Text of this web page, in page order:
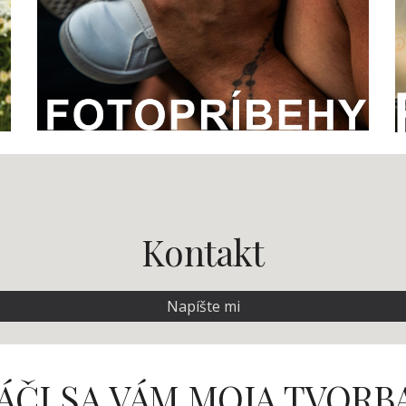
Kontakt
Napíšte mi